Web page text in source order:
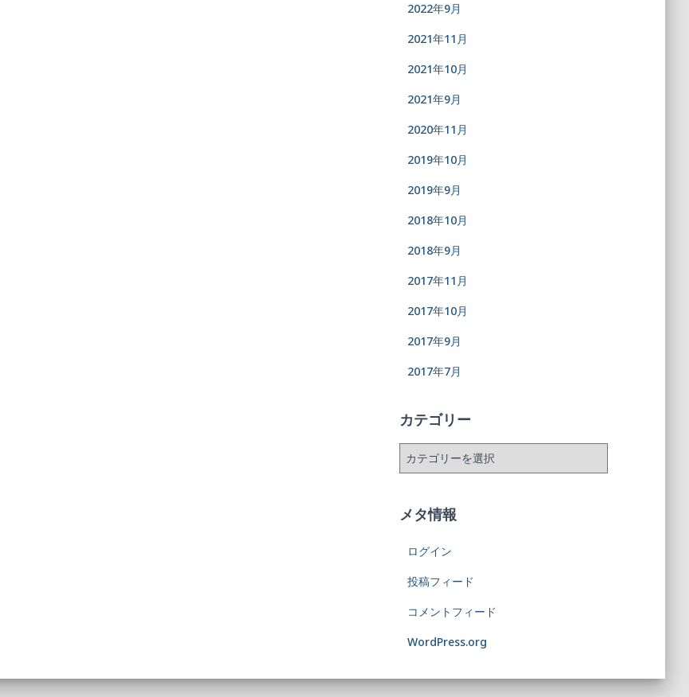
2022年9月
2021年11月
2021年10月
2021年9月
2020年11月
2019年10月
2019年9月
2018年10月
2018年9月
2017年11月
2017年10月
2017年9月
2017年7月
カテゴリー
メタ情報
ログイン
投稿フィード
コメントフィード
WordPress.org